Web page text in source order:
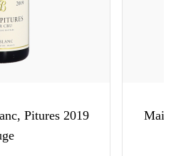
Pitures 2019